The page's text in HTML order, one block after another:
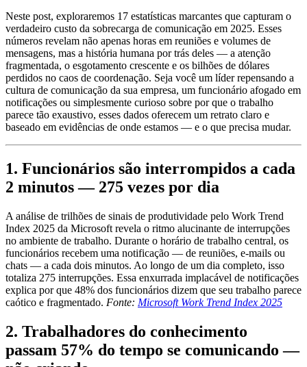
Neste post, exploraremos 17 estatísticas marcantes que capturam o
verdadeiro custo da sobrecarga de comunicação em 2025. Esses
números revelam não apenas horas em reuniões e volumes de
mensagens, mas a história humana por trás deles — a atenção
fragmentada, o esgotamento crescente e os bilhões de dólares
perdidos no caos de coordenação. Seja você um líder repensando a
cultura de comunicação da sua empresa, um funcionário afogado em
notificações ou simplesmente curioso sobre por que o trabalho
parece tão exaustivo, esses dados oferecem um retrato claro e
baseado em evidências de onde estamos — e o que precisa mudar.
1. Funcionários são interrompidos a cada
2 minutos — 275 vezes por dia
A análise de trilhões de sinais de produtividade pelo Work Trend
Index 2025 da Microsoft revela o ritmo alucinante de interrupções
no ambiente de trabalho. Durante o horário de trabalho central, os
funcionários recebem uma notificação — de reuniões, e-mails ou
chats — a cada dois minutos. Ao longo de um dia completo, isso
totaliza 275 interrupções. Essa enxurrada implacável de notificações
explica por que 48% dos funcionários dizem que seu trabalho parece
caótico e fragmentado. Fonte: Microsoft Work Trend Index 2025
2. Trabalhadores do conhecimento
passam 57% do tempo se comunicando —